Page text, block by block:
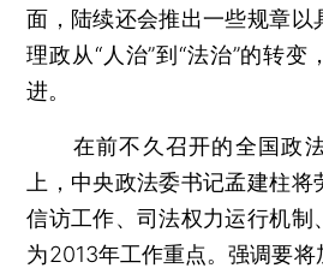
面，陆续还会推出一些规章以
理政从“人治”到“法治”的转
进。
在前不久召开的全国政法
上，中央政法委书记孟建柱
信访工作、司法权力运行机制
为2013年工作重点。强调要